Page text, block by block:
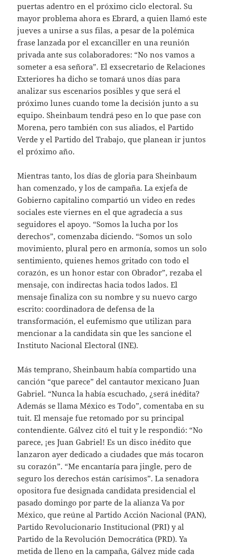
puertas adentro en el próximo ciclo electoral. Su
mayor problema ahora es Ebrard, a quien llamó este
jueves a unirse a sus filas, a pesar de la polémica
frase lanzada por el excanciller en una reunión
privada ante sus colaboradores: “No nos vamos a
someter a esa señora”. El exsecretario de Relaciones
Exteriores ha dicho se tomará unos días para
analizar sus escenarios posibles y que será el
próximo lunes cuando tome la decisión junto a su
equipo. Sheinbaum tendrá peso en lo que pase con
Morena, pero también con sus aliados, el Partido
Verde y el Partido del Trabajo, que planean ir juntos
el próximo año.
Mientras tanto, los días de gloria para Sheinbaum
han comenzado, y los de campaña. La exjefa de
Gobierno capitalino compartió un video en redes
sociales este viernes en el que agradecía a sus
seguidores el apoyo. “Somos la lucha por los
derechos”, comenzaba diciendo. “Somos un solo
movimiento, plural pero en armonía, somos un solo
sentimiento, quienes hemos gritado con todo el
corazón, es un honor estar con Obrador”, rezaba el
mensaje, con indirectas hacia todos lados. El
mensaje finaliza con su nombre y su nuevo cargo
escrito: coordinadora de defensa de la
transformación, el eufemismo que utilizan para
mencionar a la candidata sin que les sancione el
Instituto Nacional Electoral (INE).
Más temprano, Sheinbaum había compartido una
canción “que parece” del cantautor mexicano Juan
Gabriel. “Nunca la había escuchado, ¿será inédita?
Además se llama México es Todo”, comentaba en su
tuit. El mensaje fue retomado por su principal
contendiente. Gálvez citó el tuit y le respondió: “No
parece, ¡es Juan Gabriel! Es un disco inédito que
lanzaron ayer dedicado a ciudades que más tocaron
su corazón”. “Me encantaría para jingle, pero de
seguro los derechos están carísimos”. La senadora
opositora fue designada candidata presidencial el
pasado domingo por parte de la alianza Va por
México, que reúne al Partido Acción Nacional (PAN),
Partido Revolucionario Institucional (PRI) y al
Partido de la Revolución Democrática (PRD). Ya
metida de lleno en la campaña, Gálvez mide cada